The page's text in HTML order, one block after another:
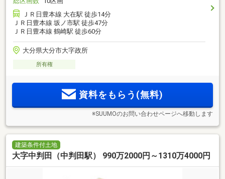
ＪＲ日豊本線 大在駅 徒歩14分
ＪＲ日豊本線 坂ノ市駅 徒歩47分
ＪＲ日豊本線 鶴崎駅 徒歩60分
大分県大分市大字政所
所有権
資料をもらう(無料)
※SUUMOのお問い合わせページへ移動します
建築条件付土地
大字中判田（中判田駅） 990万2000円～1310万4000円